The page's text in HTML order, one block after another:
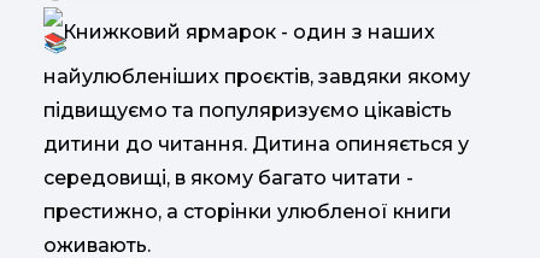
Книжковий ярмарок - один з наших
найулюбленіших проєктів, завдяки якому
підвищуємо та популяризуємо цікавість
дитини до читання. Дитина опиняється у
середовищі, в якому багато читати -
престижно, а сторінки улюбленої книги
оживають.